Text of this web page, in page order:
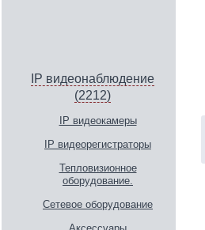
IP видеонаблюдение
(2212)
IP видеокамеры
IP видеорегистраторы
Тепловизионное
оборудование.
Сетевое оборудование